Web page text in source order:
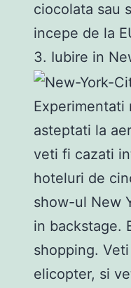
ciocolata sau
incepe de la
3. Iubire in
Experimentati
asteptati la
veti fi cazati
hoteluri de
show-ul New
in backstage.
shopping.
elicopter, si